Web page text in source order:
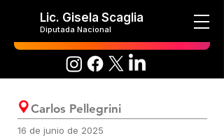
Lic. Gisela Scaglia
Diputada Nacional
Carlos Pellegrini
16 de junio de 2025